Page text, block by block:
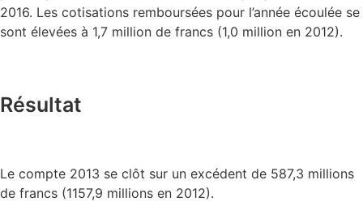
2016. Les cotisations remboursées pour l’année écoulée se
sont élevées à 1,7 million de francs (1,0 million en 2012).
Résultat
Le compte 2013 se clôt sur un excédent de 587,3 millions
de francs (1157,9 millions en 2012).